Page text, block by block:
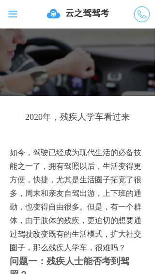
云之驾驾考
끀
400720
2020年，残疾人学车看过来
如今，驾驶已经成为现代生活的必备技
能之一了，拥有驾照以后，生活变得更
方便，快捷，尤其是生活圈子拓宽了很
多，周末和亲友自驾出游，上下班的通
勤，也变得自由很多。但是，有一个群
体，由于肢体的残疾，更迫切的想要通
过驾驶改变既有的生活模式，扩大社交
圈子，那么残疾人学车，很难吗？
问题一：残疾人士能否考到驾